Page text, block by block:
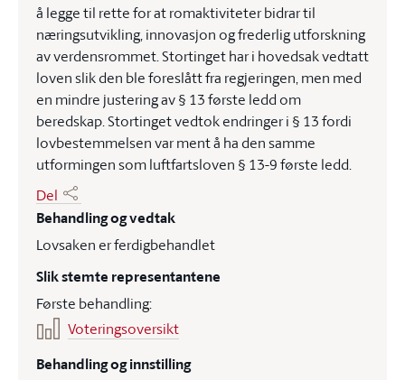
å legge til rette for at romaktiviteter bidrar til
næringsutvikling, innovasjon og frederlig utforskning
av verdensrommet. Stortinget har i hovedsak vedtatt
loven slik den ble foreslått fra regjeringen, men med
en mindre justering av § 13 første ledd om
beredskap. Stortinget vedtok endringer i § 13 fordi
lovbestemmelsen var ment å ha den samme
utformingen som luftfartsloven § 13-9 første ledd.
Del
Behandling og vedtak
Lovsaken er ferdigbehandlet
Slik stemte representantene
Første behandling:
Voteringsoversikt
Behandling og innstilling